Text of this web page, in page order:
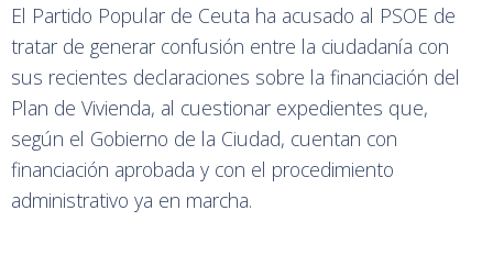
El Partido Popular de Ceuta ha acusado al PSOE de
tratar de generar confusión entre la ciudadanía con
sus recientes declaraciones sobre la financiación del
Plan de Vivienda, al cuestionar expedientes que,
según el Gobierno de la Ciudad, cuentan con
financiación aprobada y con el procedimiento
administrativo ya en marcha.